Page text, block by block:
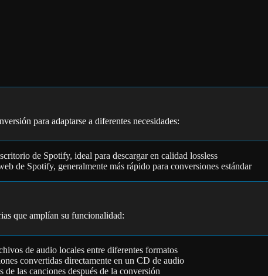
para adaptarse a diferentes necesidades:
de Spotify, ideal para descargar en calidad lossless
de Spotify, generalmente más rápido para conversiones estándar
que amplían su funcionalidad:
de audio locales entre diferentes formatos
convertidas directamente en un CD de audio
de las canciones después de la conversión